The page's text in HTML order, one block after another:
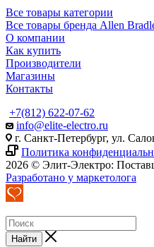
Все товары категории
Все товары бренда Allen
О компании
Как купить
Производители
Магазины
Контакты
+7(812) 622-07-62
info@elite-electro.ru
г. Санкт-Петербург, ул.
Политика
2026 © Элит-Электро:
Разработано у маркетолога
Найти